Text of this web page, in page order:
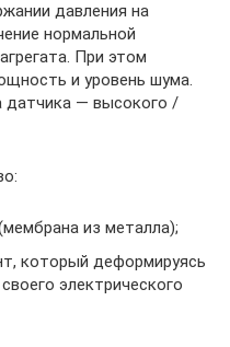
давления на
нормальной
При этом
и уровень шума.
датчика — высокого /
из металла);
который деформируясь
электрического